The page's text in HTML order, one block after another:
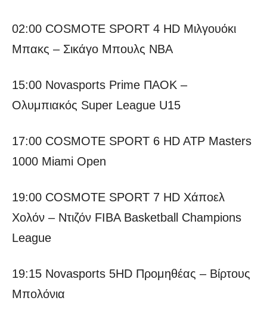
02:00 COSMOTE SPORT 4 HD Μιλγουόκι
Μπακς – Σικάγο Μπουλς NBA
15:00 Novasports Prime ΠΑΟΚ –
Ολυμπιακός Super League U15
17:00 COSMOTE SPORT 6 HD ATP Masters
1000 Miami Open
19:00 COSMOTE SPORT 7 HD Χάποελ
Χολόν – Ντιζόν FIBA Basketball Champions
League
19:15 Novasports 5HD Προμηθέας – Βίρτους
Μπολόνια